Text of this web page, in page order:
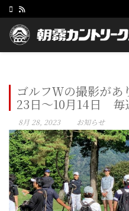
ゴルフＷの撮影があ
23日～10月14日 毎
8月 28, 2023 お知らせ